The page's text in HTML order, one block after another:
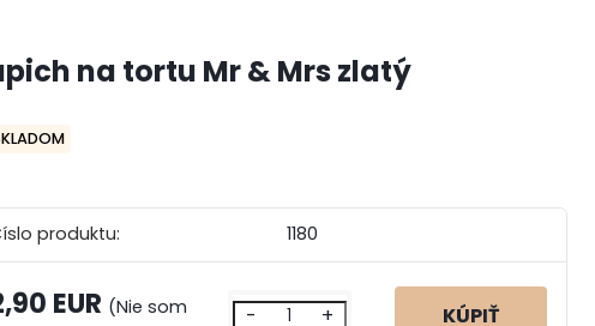
na tortu Mr & Mrs zlatý
produktu: 1180
EUR (Nie som
- +